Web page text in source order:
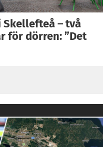
– två
för dörren: ”Det